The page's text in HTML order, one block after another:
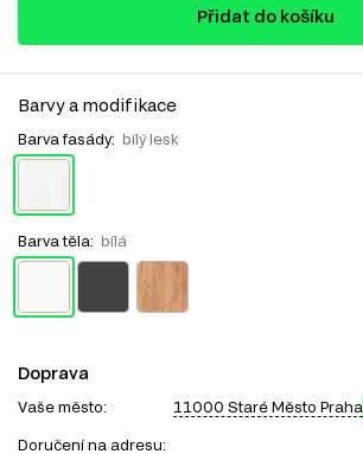
Přidat do košíku
Barvy a modifikace
Barva fasády: bílý lesk
Barva těla: bílá
Doprava
Vaše město: 11000 Staré Město Praha
Doručení na adresu: